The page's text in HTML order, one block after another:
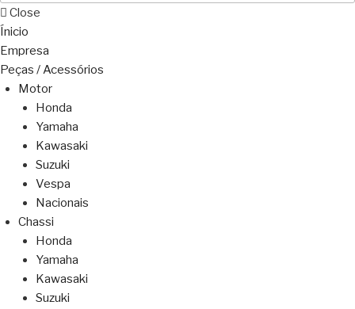
Close
Ínicio
Empresa
Peças / Acessórios
Motor
Honda
Yamaha
Kawasaki
Suzuki
Vespa
Nacionais
Chassi
Honda
Yamaha
Kawasaki
Suzuki